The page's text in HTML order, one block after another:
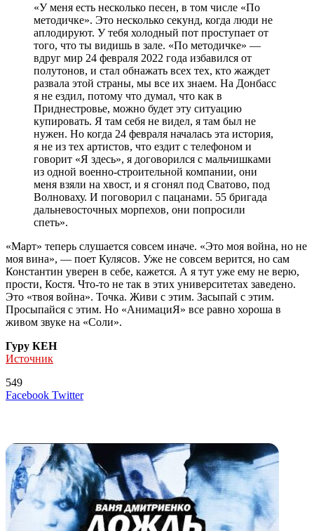
«У меня есть несколько песен, в том числе «По
методичке». Это несколько секунд, когда люди не
аплодируют. У тебя холодный пот проступает от
того, что ты видишь в зале. «По методичке» —
вдруг мир 24 февраля 2022 года избавился от
полутонов, и стал обнажать всех тех, кто жаждет
развала этой страны, мы все их знаем. На Донбасс
я не ездил, потому что думал, что как в
Приднестровье, можно будет эту ситуацию
купировать. Я там себя не видел, я там был не
нужен. Но когда 24 февраля началась эта история,
я не из тех артистов, что ездит с телефоном и
говорит «Я здесь», я договорился с мальчишками
из одной военно-строительной компании, они
меня взяли на хвост, и я сгонял под Сватово, под
Волноваху. И поговорил с пацанами. 55 бригада
дальневосточных морпехов, они попросили
спеть».
«Март» теперь слушается совсем иначе. «Это моя война, но не
моя вина», — поет Кулясов. Уже не совсем верится, но сам
Константин уверен в себе, кажется. А я тут уже ему не верю,
прости, Костя. Что-то не так в этих университетах заведено.
Это «твоя война». Точка. Живи с этим. Засыпай с этим.
Просыпайся с этим. Но «АнимациЯ» все равно хороша в
живом звуке на «Соли».
Гуру КЕН
Источник
549
Facebook TwitterLinkedIn
Tumblr
Reddit
Вконтакте
Одноклассники
Skype
Messenger
Messenger
WhatsApp
Telegram
Viber
Line
Поделиться
Печатать